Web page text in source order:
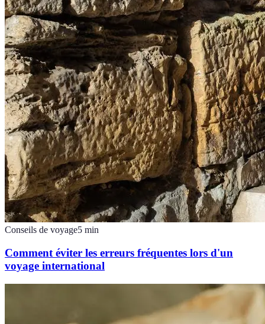
Conseils de voyage5 min
Comment éviter les erreurs fréquentes lors d'un
voyage international